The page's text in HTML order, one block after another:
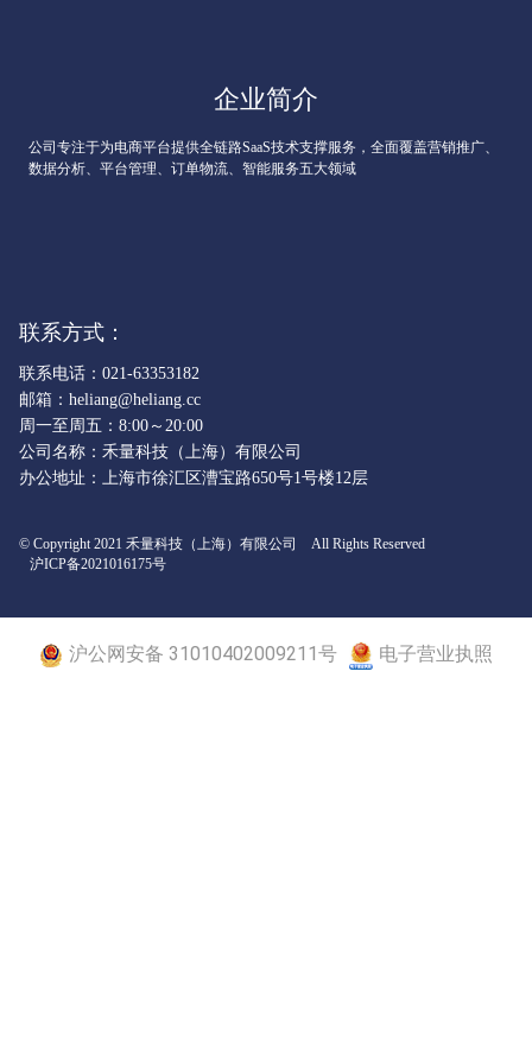
企业简介
公司专注于为电商平台提供全链路SaaS技术支撑服务，全面覆盖营销推广、
数据分析、平台管理、订单物流、智能服务五大领域
联系方式：
联系电话：021-63353182
邮箱：heliang@heliang.cc
周一至周五：8:00～20:00
公司名称：禾量科技（上海）有限公司
办公地址：上海市徐汇区漕宝路650号1号楼12层
© Copyright 2021 禾量科技（上海）有限公司 All Rights Reserved
沪ICP备2021016175号
沪公网安备 31010402009211号 电子营业执照